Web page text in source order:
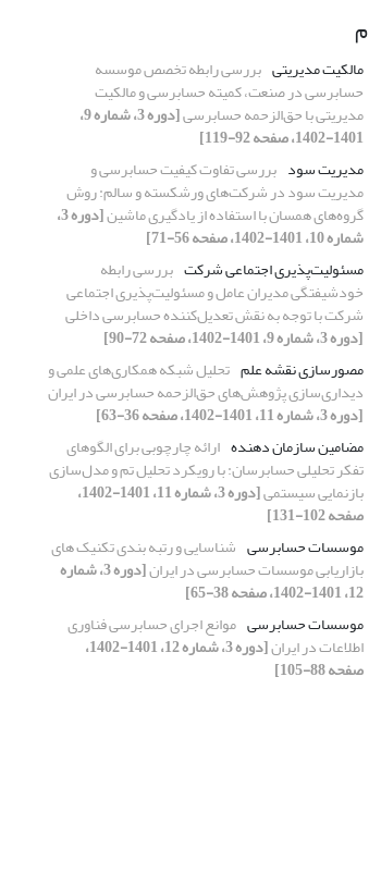
م
مالکیت مدیریتی بررسی رابطه تخصص موسسه
حسابرسی در صنعت، کمیته حسابرسی و مالکیت
مدیریتی با حق‌الزحمه حسابرسی [دوره 3، شماره 9،
1401-1402، صفحه 92-119]
مدیریت سود بررسی تفاوت کیفیت حسابرسی و
مدیریت سود در شرکت‌های ورشکسته و سالم: روش
گروه‌های همسان با استفاده از یادگیری ماشین [دوره 3،
شماره 10، 1401-1402، صفحه 56-71]
مسئولیت‌پذیری اجتماعی شرکت بررسی رابطه
خودشیفتگی مدیران عامل و مسئولیت‌پذیری اجتماعی
شرکت با توجه به نقش تعدیل‌کننده حسابرسی داخلی
[دوره 3، شماره 9، 1401-1402، صفحه 72-90]
مصورسازی نقشه علم تحلیل شبکه همکاری‌های علمی و
دیداری‌سازی پژوهش‌های حق‌الزحمه حسابرسی در ایران
[دوره 3، شماره 11، 1401-1402، صفحه 36-63]
مضامین سازمان دهنده ارائه چارچوبی برای الگوهای
تفکر تحلیلی حسابرسان: با رویکرد تحلیل تم و مدل‌سازی
بازنمایی سیستمی [دوره 3، شماره 11، 1401-1402،
صفحه 102-131]
موسسات حسابرسی شناسایی و رتبه بندی تکنیک های
بازاریابی موسسات حسابرسی در ایران [دوره 3، شماره
12، 1401-1402، صفحه 38-65]
موسسات حسابرسی موانع اجرای حسابرسی فناوری
اطلاعات در ایران [دوره 3، شماره 12، 1401-1402،
صفحه 88-105]